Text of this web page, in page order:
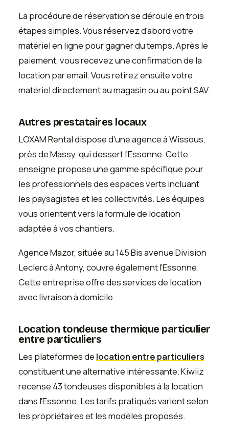
La procédure de réservation se déroule en trois
étapes simples. Vous réservez d'abord votre
matériel en ligne pour gagner du temps. Après le
paiement, vous recevez une confirmation de la
location par email. Vous retirez ensuite votre
matériel directement au magasin ou au point SAV.
Autres prestataires locaux
LOXAM Rental dispose d'une agence à Wissous,
près de Massy, qui dessert l'Essonne. Cette
enseigne propose une gamme spécifique pour
les professionnels des espaces verts incluant
les paysagistes et les collectivités. Les équipes
vous orientent vers la formule de location
adaptée à vos chantiers.
Agence Mazor, située au 145 Bis avenue Division
Leclerc à Antony, couvre également l'Essonne.
Cette entreprise offre des services de location
avec livraison à domicile.
Location tondeuse thermique particulier
entre particuliers
Les plateformes de location entre particuliers
constituent une alternative intéressante. Kiwiiz
recense 43 tondeuses disponibles à la location
dans l'Essonne. Les tarifs pratiqués varient selon
les propriétaires et les modèles proposés.